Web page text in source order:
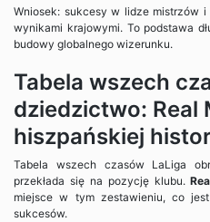
Wniosek: sukcesy w lidze mistrzów
wynikami krajowymi. To podstawa
budowy globalnego wizerunku.
Tabela wszech
dziedzictwo: Real
hiszpańskiej
Tabela wszech czasów LaLiga
przekłada się na pozycję klubu.
miejsce w tym zestawieniu, co
sukcesów.